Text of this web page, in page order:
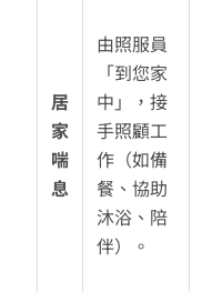
居
家
喘
息
由照服員
「到您家
中」，接
手照顧工
作（如備
餐、協助
沐浴、陪
伴）。